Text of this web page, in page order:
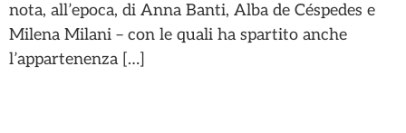
nota, all’epoca, di Anna Banti, Alba de Céspedes e
Milena Milani – con le quali ha spartito anche
l’appartenenza […]